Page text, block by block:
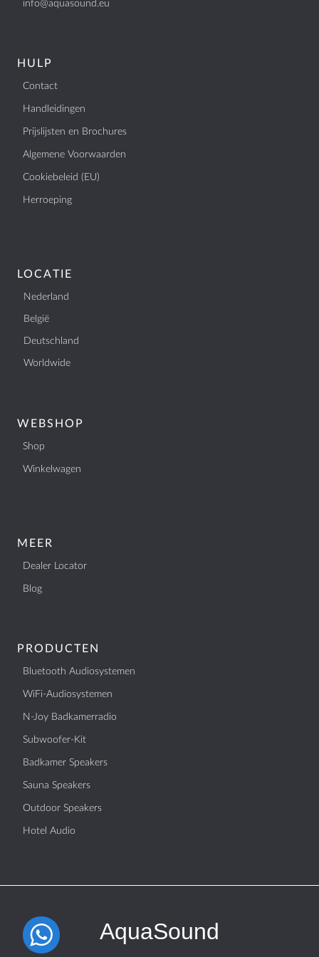
info@aquasound.eu
HULP
Contact
Handleidingen
Prijslijsten en Brochures
Algemene Voorwaarden
Cookiebeleid (EU)
Herroeping
LOCATIE
Nederland
België
Deutschland
Worldwide
WEBSHOP
Shop
Winkelwagen
MEER
Dealer Locator
Blog
PRODUCTEN
Bluetooth Audiosystemen
WiFi-Audiosystemen
N-Joy Badkamerradio
Subwoofer-Kit
Badkamer Speakers
Sauna Speakers
Outdoor Speakers
Hotel Audio
AquaSound
info@aquasound.eu